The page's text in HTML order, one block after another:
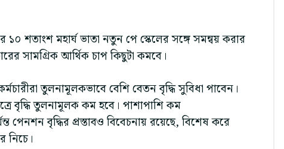
১০ শতাংশ মহার্ঘ ভাতা নতুন পে স্কেলের সঙ্গে সমন্বয় করার
সামগ্রিক আর্থিক চাপ কিছুটা কমবে।
তুলনামূলকভাবে বেশি বেতন বৃদ্ধি সুবিধা পাবেন।
বৃদ্ধি তুলনামূলক কম হবে। পাশাপাশি কম
পেনশন বৃদ্ধির প্রস্তাবও বিবেচনায় রয়েছে, বিশেষ করে
নিচে।